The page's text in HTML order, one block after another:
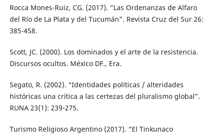
Rocca Mones-Ruiz, CG. (2017). “Las Ordenanzas de Alfaro
del Río de La Plata y del Tucumán”. Revista Cruz del Sur 26:
385-458.
Scott, JC. (2000). Los dominados y el arte de la resistencia.
Discursos ocultos. México DF., Era.
Segato, R. (2002). “Identidades políticas / alteridades
históricas una crítica a las certezas del pluralismo global”.
RUNA 23(1): 239-275.
Turismo Religioso Argentino (2017). “El Tinkunaco